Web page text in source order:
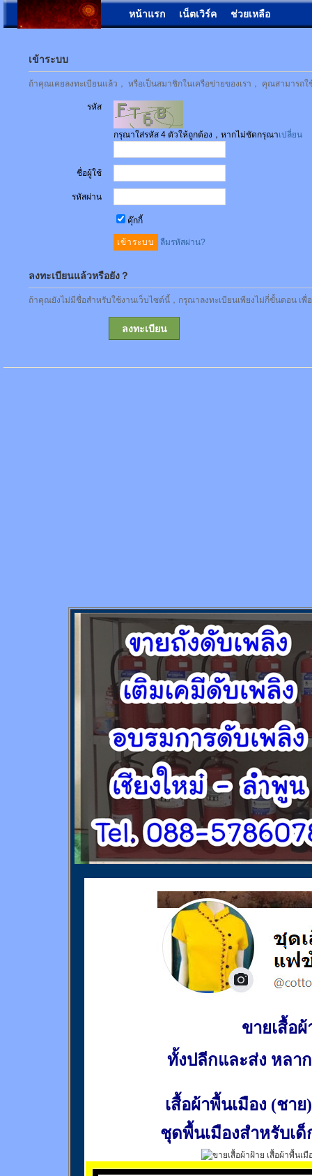
หน้าแรก เน็ตเวิร์ค ช่วยเหลือ
เข้าระบบ
ถ้าคุณเคยลงทะเบียนแล้ว， หรือเป็นสมาชิกในเครือข่ายของเรา， คุณสามาร
รหัส
กรุณาใส่รหัส 4 ตัวให้ถูกต้อง，หากไม่ชัดกรุณาเปลี่ยน
ชื่อผู้ใช้
รหัสผ่าน
คุ๊กกี้
ลืมรหัสผ่าน?
ลงทะเบียนแล้วหรือยัง？
ถ้าคุณยังไม่มีชื่อสำหรับใช้งานเว็บไซต์นี้，กรุณาลงทะเบียนเพียงไม่กี่ขั้นตอน เพื่
ลงทะเบียน
ขายเสื้อผ้
ทั้งปลีกและส่ง หลา
เสื้อผ้าพื้นเมือง (ชาย)
ชุดพื้นเมืองสำหรับเด็